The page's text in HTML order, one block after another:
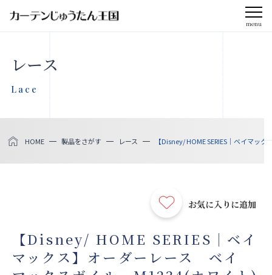
menu
お知らせ
製品をさがす
レース
Lace
HOME 製品をさがす レース 【Disney/ HOME SERIES｜ベイマ
お気に入りに追加
【Disney/ HOME SERIES｜ベイ
マックス】オーダーレース ベイ